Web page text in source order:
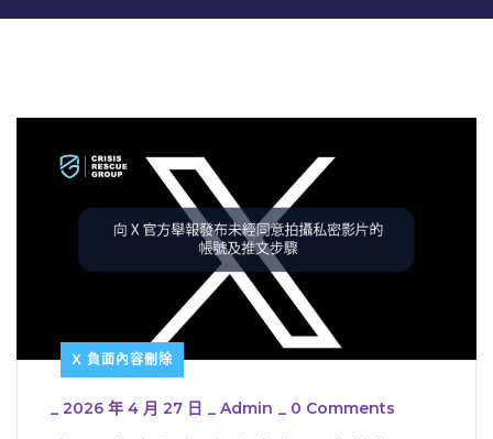
X 負面內容刪除
_ 2026 年 4 月 27 日 _ Admin _ 0 Comments